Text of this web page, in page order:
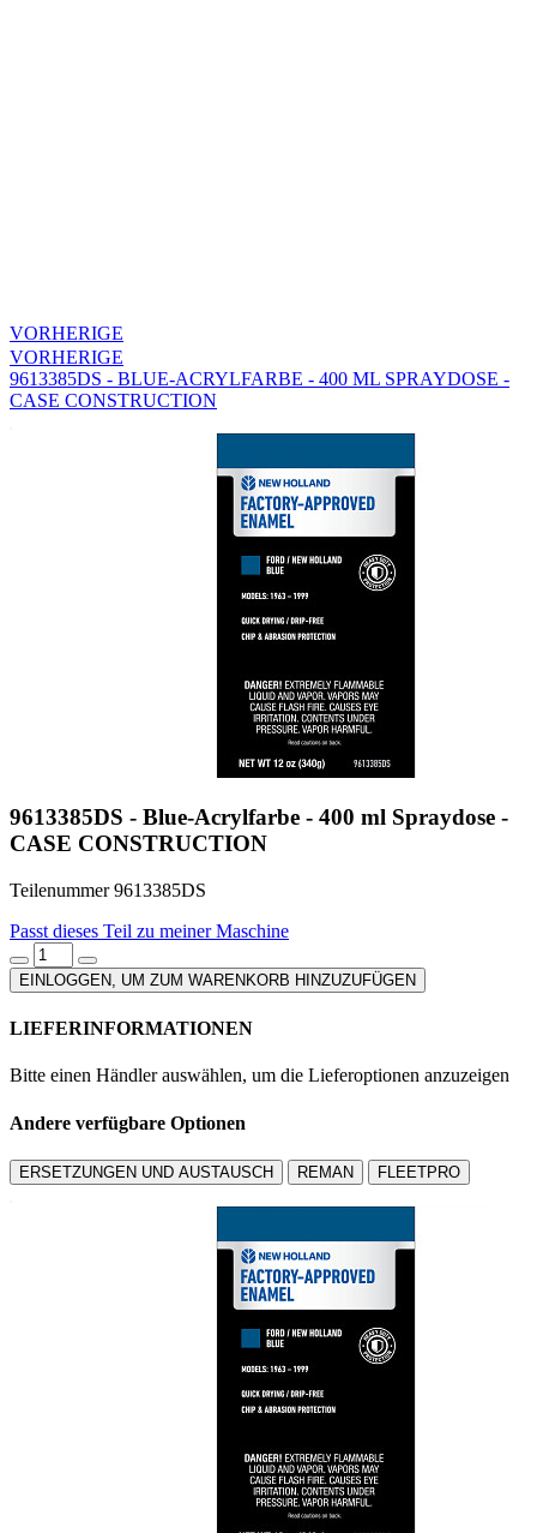
VORHERIGE
VORHERIGE
9613385DS - BLUE-ACRYLFARBE - 400 ML SPRAYDOSE -
CASE CONSTRUCTION
9613385DS - Blue-Acrylfarbe - 400 ml Spraydose -
CASE CONSTRUCTION
Teilenummer 9613385DS
Passt dieses Teil zu meiner Maschine
EINLOGGEN, UM ZUM WARENKORB HINZUZUFÜGEN
LIEFERINFORMATIONEN
Bitte einen Händler auswählen, um die Lieferoptionen anzuzeigen
Andere verfügbare Optionen
ERSETZUNGEN UND AUSTAUSCH REMAN FLEETPRO